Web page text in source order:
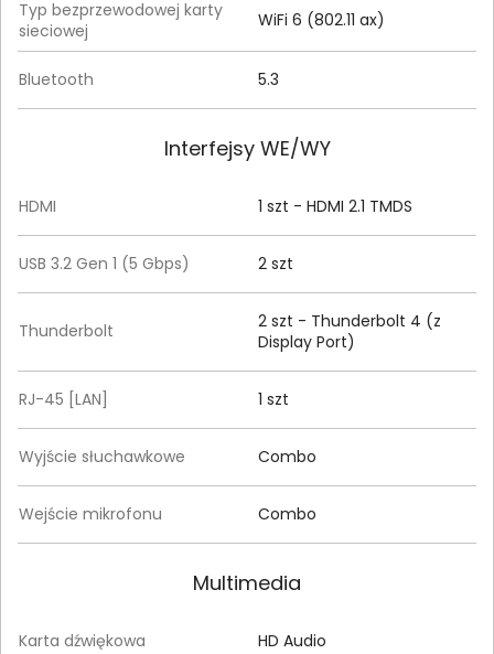
Typ bezprzewodowej karty
sieciowej
WiFi 6 (802.11 ax)
Bluetooth 5.3
Interfejsy WE/WY
HDMI 1 szt - HDMI 2.1 TMDS
USB 3.2 Gen 1 (5 Gbps) 2 szt
Thunderbolt
2 szt - Thunderbolt 4 (z
Display Port)
RJ-45 [LAN] 1 szt
Wyjście słuchawkowe Combo
Wejście mikrofonu Combo
Multimedia
Karta dźwiękowa HD Audio